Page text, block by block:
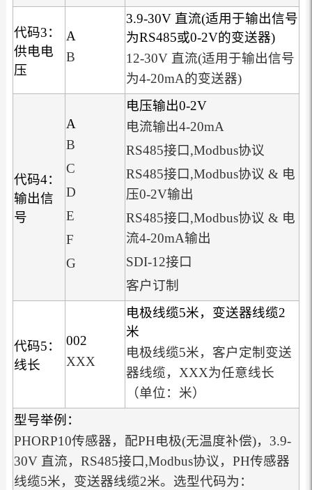
代码3：
供电电
压
A
B
3.9-30V 直流(适用于输出信号
为RS485或0-2V的变送器)
12-30V 直流(适用于输出信号
为4-20mA的变送器)
代码4：
输出信
号
A
B
C
D
E
F
G
电压输出0-2V
电流输出4-20mA
RS485接口,Modbus协议
RS485接口,Modbus协议 & 电
压0-2V输出
RS485接口,Modbus协议 & 电
流4-20mA输出
SDI-12接口
客户订制
代码5：
线长
002
XXX
电极线缆5米，变送器线缆2
米
电极线缆5米，客户定制变送
器线缆，XXX为任意线长
（单位：米）
型号举例：
PHORP10传感器，配PH电极(无温度补偿)，3.9-
30V 直流，RS485接口,Modbus协议，PH传感器
线缆5米，变送器线缆2米。选型代码为：